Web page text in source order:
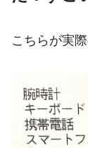
こちらが実